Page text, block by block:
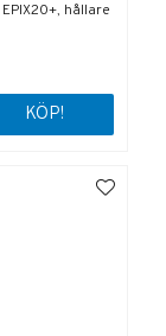
hållare
KÖP!